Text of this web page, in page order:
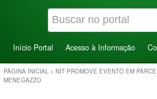
Início Portal Acesso à Informação
PÁGINA INICIAL > NIT PROMOVE EVENTO EM
MENEGAZZO